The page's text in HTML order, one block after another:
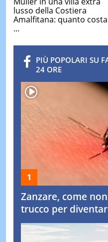
lusso della Costiera
Amalfitana: quanto costa
...
PIÙ POPOLARI SU
24 ORE
Zanzare, come
trucco per